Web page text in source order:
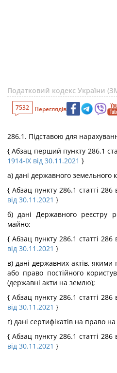
Податковий кодекс України
7532 Переглядів
286.1. Підставою для
{ Абзац перший пункту 286.1
1914-IX від 30.11.2021 }
а) дані державного земельного
{ Абзац пункту 286.1 статті 286
від 30.11.2021 }
б) дані Державного реєстру
майно;
{ Абзац пункту 286.1 статті 286
від 30.11.2021 }
в) дані державних актів, якими
або право постійного
(державні акти на землю);
{ Абзац пункту 286.1 статті 286
від 30.11.2021 }
г) дані сертифікатів на право
{ Абзац пункту 286.1 статті 286
від 30.11.2021 }